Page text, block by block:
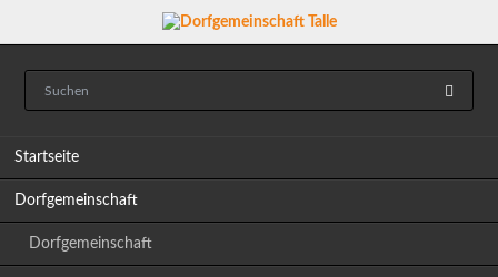
Startseite
Dorfgemeinschaft
Dorfgemeinschaft